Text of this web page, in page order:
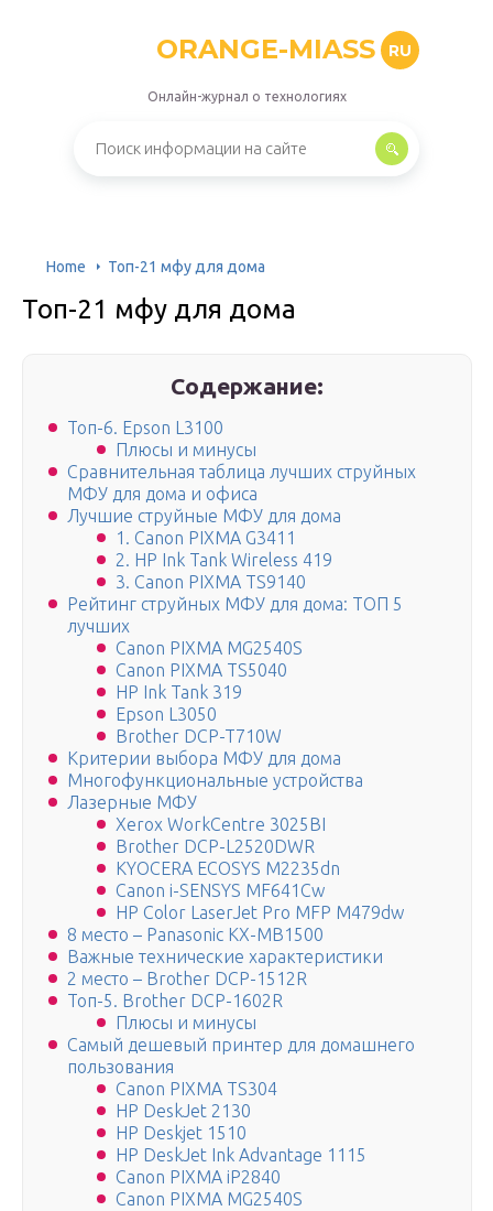
ORANGE-MIASS RU
Онлайн-журнал о технологиях
Home Топ-21 мфу для дома
Топ-21 мфу для дома
Содержание:
Топ-6. Epson L3100
Плюсы и минусы
Сравнительная таблица лучших струйных
МФУ для дома и офиса
Лучшие струйные МФУ для дома
1. Canon PIXMA G3411
2. HP Ink Tank Wireless 419
3. Canon PIXMA TS9140
Рейтинг струйных МФУ для дома: ТОП 5
лучших
Canon PIXMA MG2540S
Canon PIXMA TS5040
HP Ink Tank 319
Epson L3050
Brother DCP-T710W
Критерии выбора МФУ для дома
Многофункциональные устройства
Лазерные МФУ
Xerox WorkCentre 3025BI
Brother DCP-L2520DWR
KYOCERA ECOSYS M2235dn
Canon i-SENSYS MF641Cw
HP Color LaserJet Pro MFP M479dw
8 место – Panasonic KX-MB1500
Важные технические характеристики
2 место – Brother DCP-1512R
Топ-5. Brother DCP-1602R
Плюсы и минусы
Самый дешевый принтер для домашнего
пользования
Canon PIXMA TS304
HP DeskJet 2130
HP Deskjet 1510
HP DeskJet Ink Advantage 1115
Canon PIXMA iP2840
Canon PIXMA MG2540S